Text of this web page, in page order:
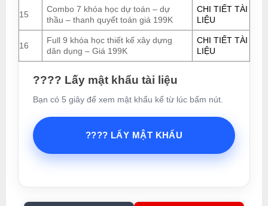
15
Combo 7 khóa học dự toán – dự
thầu – thanh quyết toán giá 199K
CHI TIẾT TÀI
LIỆU
16
Full 9 khóa học thiết kế xây dựng
dân dụng – Giá 199K
CHI TIẾT TÀI
LIỆU
???? Lấy mật khẩu tài liệu
Bạn có 5 giây để xem mật khẩu kể từ lúc bấm nút.
???? LẤY MẬT KHẨU